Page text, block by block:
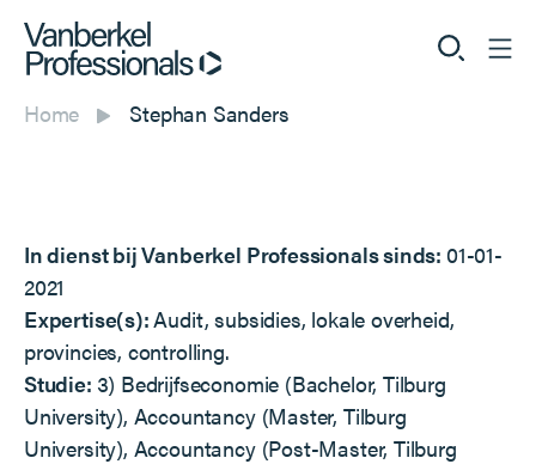
Professionals
Dienstverlening
Over ons
Home Stephan Sanders
In dienst bij Vanberkel Professionals sinds: 01-01-
2021
Expertise(s):Audit, subsidies, lokale overheid,
provincies, controlling.
Studie: 3) Bedrijfseconomie (Bachelor, Tilburg
University), Accountancy (Master, Tilburg
University), Accountancy (Post-Master, Tilburg